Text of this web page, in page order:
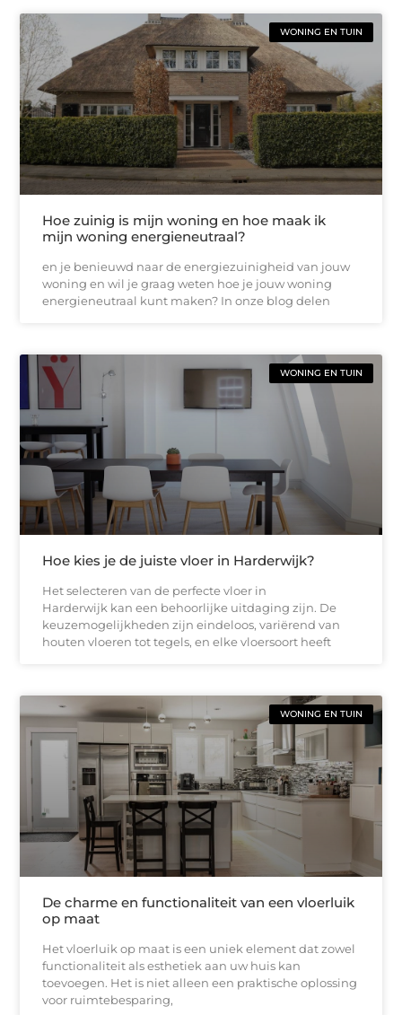
WONING EN TUIN
Hoe zuinig is mijn woning en hoe maak ik
mijn woning energieneutraal?
en je benieuwd naar de energiezuinigheid van jouw
woning en wil je graag weten hoe je jouw woning
energieneutraal kunt maken? In onze blog delen
WONING EN TUIN
Hoe kies je de juiste vloer in Harderwijk?
Het selecteren van de perfecte vloer in
Harderwijk kan een behoorlijke uitdaging zijn. De
keuzemogelijkheden zijn eindeloos, variërend van
houten vloeren tot tegels, en elke vloersoort heeft
WONING EN TUIN
De charme en functionaliteit van een vloerluik
op maat
Het vloerluik op maat is een uniek element dat zowel
functionaliteit als esthetiek aan uw huis kan
toevoegen. Het is niet alleen een praktische oplossing
voor ruimtebesparing,